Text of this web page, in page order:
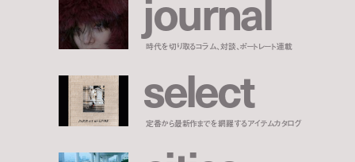
時代を切り取るコラム、対談、ポートレート連載
select
定番から最新作までを網羅するアイテムカタログ